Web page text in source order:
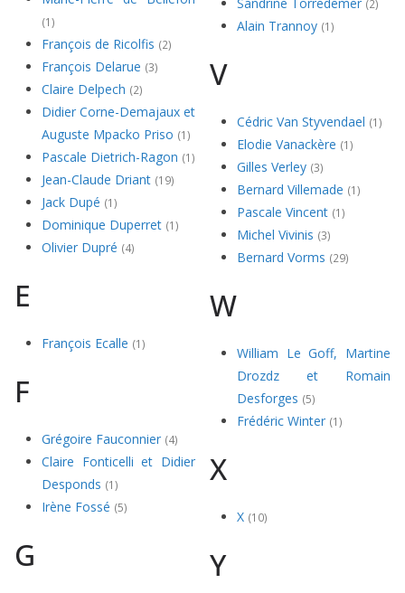
(1)
François de Ricolfis (2)
François Delarue (3)
Claire Delpech (2)
Didier Corne-Demajaux et
Auguste Mpacko Priso (1)
Pascale Dietrich-Ragon (1)
Jean-Claude Driant (19)
Jack Dupé (1)
Dominique Duperret (1)
Olivier Dupré (4)
E
François Ecalle (1)
F
Grégoire Fauconnier (4)
Claire Fonticelli et Didier
Desponds (1)
Irène Fossé (5)
G
(2)
Alain Trannoy (1)
V
Cédric Van Styvendael (1)
Elodie Vanackère (1)
Gilles Verley (3)
Bernard Villemade (1)
Pascale Vincent (1)
Michel Vivinis (3)
Bernard Vorms (29)
W
William Le Goff, Martine
Drozdz et Romain
Desforges (5)
Frédéric Winter (1)
X
X (10)
Y